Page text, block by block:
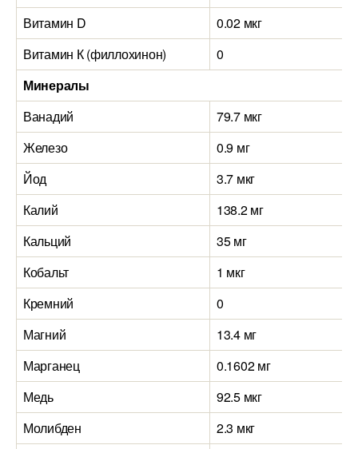
Витамин D
0.02 мкг
Витамин К (филлохинон)
0
Минералы
Ванадий
79.7 мкг
Железо
0.9 мг
Йод
3.7 мкг
Калий
138.2 мг
Кальций
35 мг
Кобальт
1 мкг
Кремний
0
Магний
13.4 мг
Марганец
0.1602 мг
Медь
92.5 мкг
Молибден
2.3 мкг